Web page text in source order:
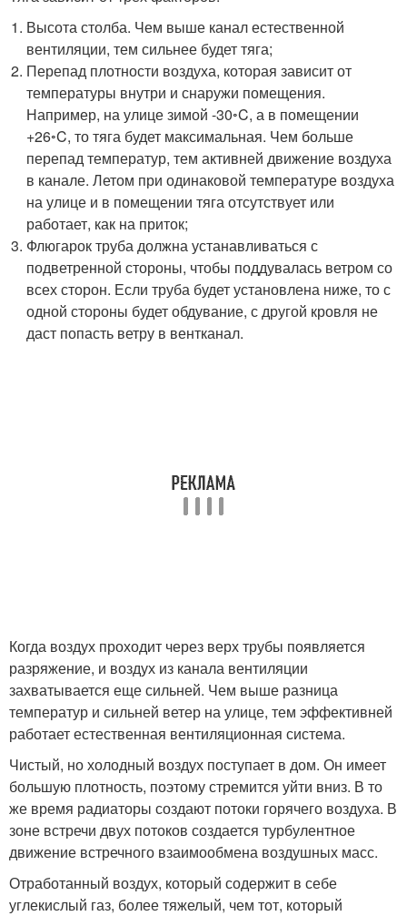
Высота столба. Чем выше канал естественной
вентиляции, тем сильнее будет тяга;
Перепад плотности воздуха, которая зависит от
температуры внутри и снаружи помещения.
Например, на улице зимой -30◦C, а в помещении
+26◦C, то тяга будет максимальная. Чем больше
перепад температур, тем активней движение воздуха
в канале. Летом при одинаковой температуре воздуха
на улице и в помещении тяга отсутствует или
работает, как на приток;
Флюгарок труба должна устанавливаться с
подветренной стороны, чтобы поддувалась ветром со
всех сторон. Если труба будет установлена ниже, то с
одной стороны будет обдувание, с другой кровля не
даст попасть ветру в вентканал.
Когда воздух проходит через верх трубы появляется
разряжение, и воздух из канала вентиляции
захватывается еще сильней. Чем выше разница
температур и сильней ветер на улице, тем эффективней
работает естественная вентиляционная система.
Чистый, но холодный воздух поступает в дом. Он имеет
большую плотность, поэтому стремится уйти вниз. В то
же время радиаторы создают потоки горячего воздуха. В
зоне встречи двух потоков создается турбулентное
движение встречного взаимообмена воздушных масс.
Отработанный воздух, который содержит в себе
углекислый газ, более тяжелый, чем тот, который